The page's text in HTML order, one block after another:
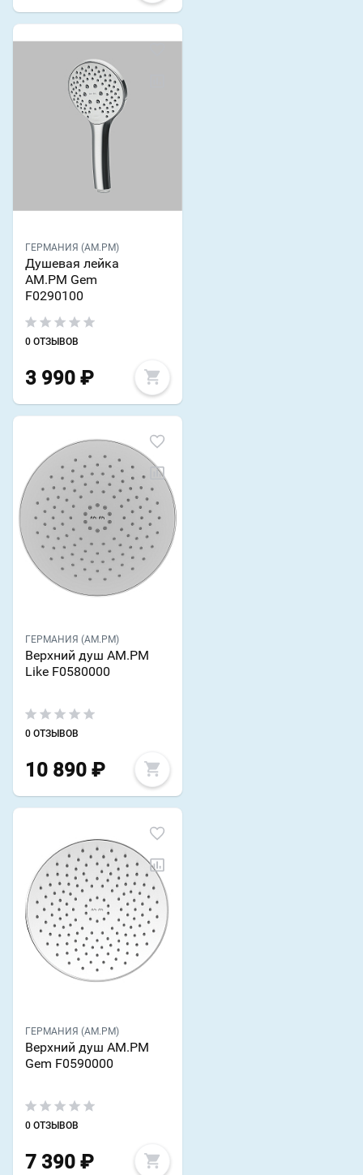
ГЕРМАНИЯ (AM.PM)
Душевая лейка
AM.PM Gem
F0290100
0 ОТЗЫВОВ
3 990 ₽
ГЕРМАНИЯ (AM.PM)
Верхний душ AM.PM
Like F0580000
0 ОТЗЫВОВ
10 890 ₽
ГЕРМАНИЯ (AM.PM)
Верхний душ AM.PM
Gem F0590000
0 ОТЗЫВОВ
7 390 ₽